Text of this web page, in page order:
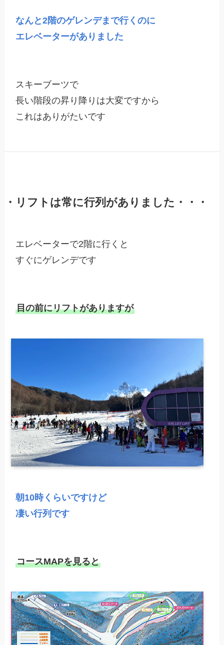
なんと2階のゲレンデまで行くのに
エレベーターがありました
スキーブーツで
長い階段の昇り降りは大変ですから
これはありがたいです
・リフトは常に行列がありました・・・
エレベーターで2階に行くと
すぐにゲレンデです
目の前にリフトがありますが
朝10時くらいですけど
凄い行列です
コースMAPを見ると